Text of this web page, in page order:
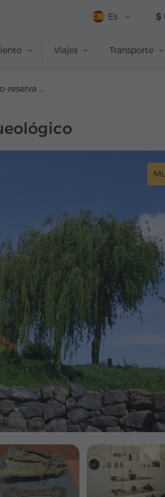
$
Es
Viajes Transporte
Metsamor – museo-reserva histórico-arqueológico